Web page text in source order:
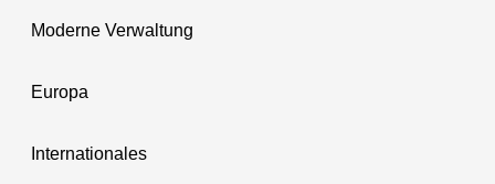
Moderne Verwaltung
Europa
Internationales